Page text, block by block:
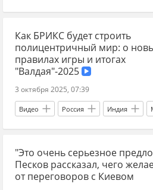
Дональд Трамп Бен Уоллес
Дмитрий Песков дальнобойные
СВО Владимир Путин
Как БРИКС будет строить
полицентричный мир: о
правилах игры и итогах
"Валдая"-2025
3 октября 2025, 07:39
Видео Россия Индия
Сергей Лавров Валдай
"Это очень серьезное
Песков рассказал, чего
от переговоров с Киевом